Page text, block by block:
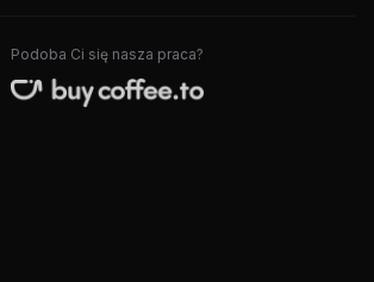
Podoba Ci się nasza praca?